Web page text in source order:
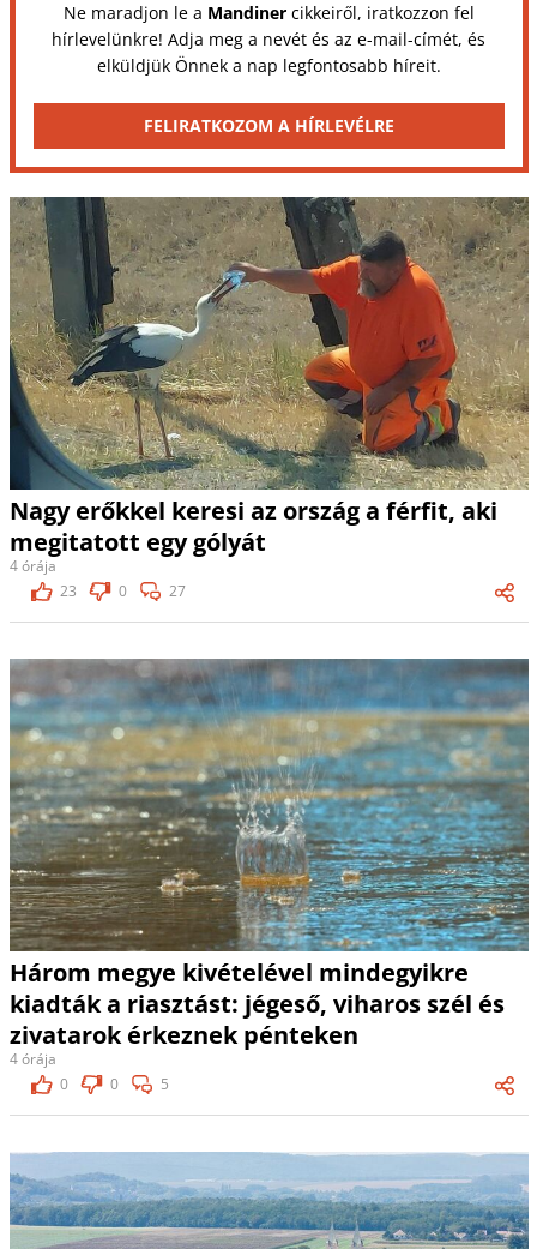
Ne maradjon le a Mandinercikkeiről, iratkozzon fel
hírlevelünkre! Adja meg a nevét és az e-mail-címét, és
elküldjük Önnek a nap legfontosabb híreit.
FELIRATKOZOM A HÍRLEVÉLRE
Nagy erőkkel keresi az ország a férfit, aki
megitatott egy gólyát
4 órája
23
0 27
Három megye kivételével mindegyikre
kiadták a riasztást: jégeső, viharos szél és
zivatarok érkeznek pénteken
4 órája
0
0 5